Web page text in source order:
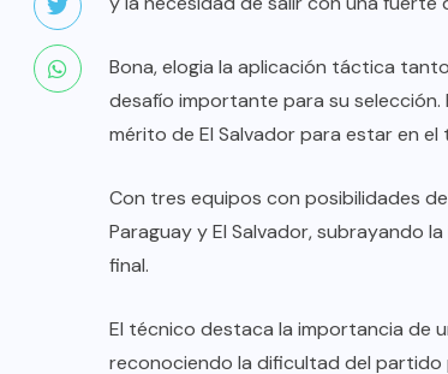
Bona, elogia la aplicación táctica
desafío importante para su
mérito de El Salvador para estar en
Con tres equipos con posibilidades
Paraguay y El Salvador, subrayando
final.
El técnico destaca la importancia de
reconociendo la dificultad del partido